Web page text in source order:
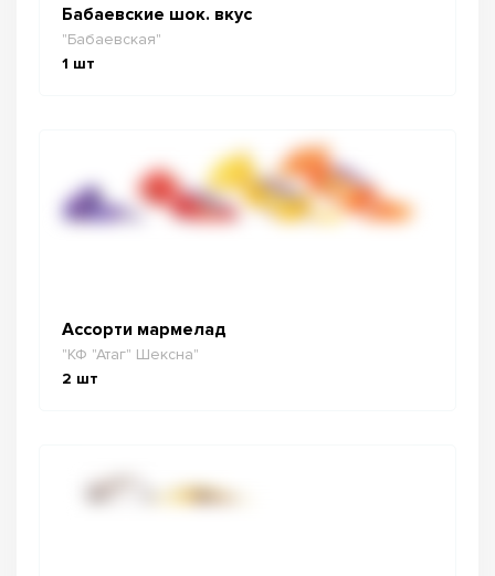
Бабаевские шок. вкус
"Бабаевская"
1 шт
Ассорти мармелад
"КФ "Атаг" Шексна"
2 шт